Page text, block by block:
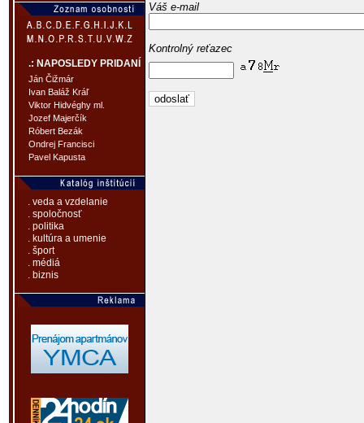
.: NAPOSLEDY PRIDANÍ
Ján Čižmár
Ivan Baláž Kráľ
Viktor Hidvéghy ml.
Jozef Majerčík
Róbert Bezák
Ondrej Francisci
Pavel Kapusta
. veda a vzdelanie
. spoločnosť
. politika
. kultúra a umenie
. šport
. médiá
. biznis
Váš e-mail
Kontrolný reťazec